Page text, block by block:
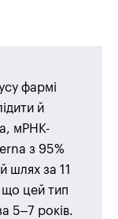
фармі
й
мРНК-
з 95%
шлях за 11
що цей тип
5–7 років.